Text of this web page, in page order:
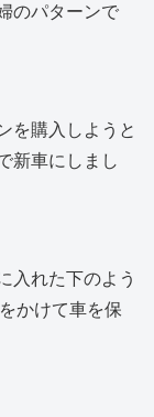
のパターンで
を購入しようと
新車にしまし
入れた下のよう
をかけて車を保